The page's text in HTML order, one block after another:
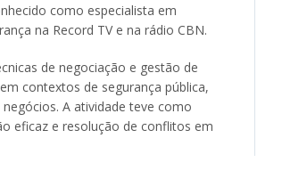
como especialista em
na Record TV e na rádio CBN.
de negociação e gestão de
contextos de segurança pública,
A atividade teve como
eficaz e resolução de conflitos em